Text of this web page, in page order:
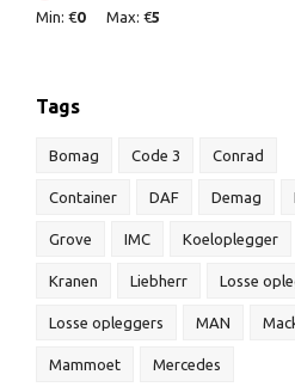
Min: €0 Max: €5
Tags
Bomag Code 3 Conrad
Container DAF Demag
Grove IMC Koeloplegger
Kranen Liebherr Losse
Losse opleggers MAN
Mammoet Mercedes